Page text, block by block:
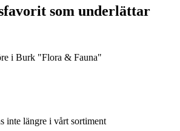
som underlättar
i Burk "Flora & Fauna"
inte längre i vårt sortiment